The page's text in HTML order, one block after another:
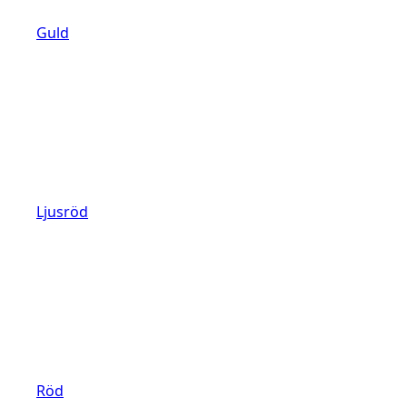
Guld
Ljusröd
Röd